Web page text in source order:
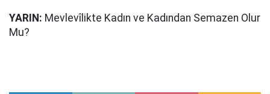
YARIN: Mevlevîlikte Kadın ve Kadından Semazen Olur
Mu?